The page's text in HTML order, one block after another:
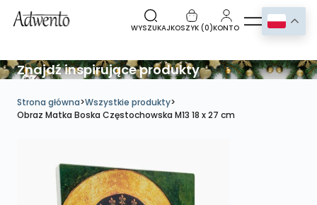
WYSZUKAJKOSZYK (0)KONTO
Znajdź inspirujące produkty
Strona główna>Wszystkie produkty>
Obraz Matka Boska Częstochowska M13 18 x 27 cm